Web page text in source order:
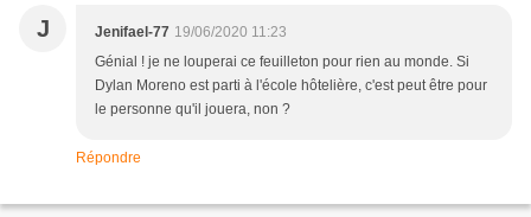
J Jenifael-77 19/06/2020 11:23
Génial ! je ne louperai ce feuilleton pour rien au monde. Si
Dylan Moreno est parti à l'école hôtelière, c'est peut être pour
le personne qu'il jouera, non ?
Répondre